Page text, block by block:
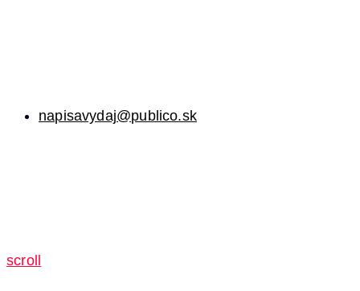
napisavydaj@publico.sk
scroll